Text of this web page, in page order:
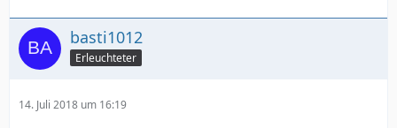
basti1012
Erleuchteter
14. Juli 2018 um 16:19